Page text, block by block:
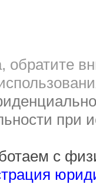
обратите
при
с